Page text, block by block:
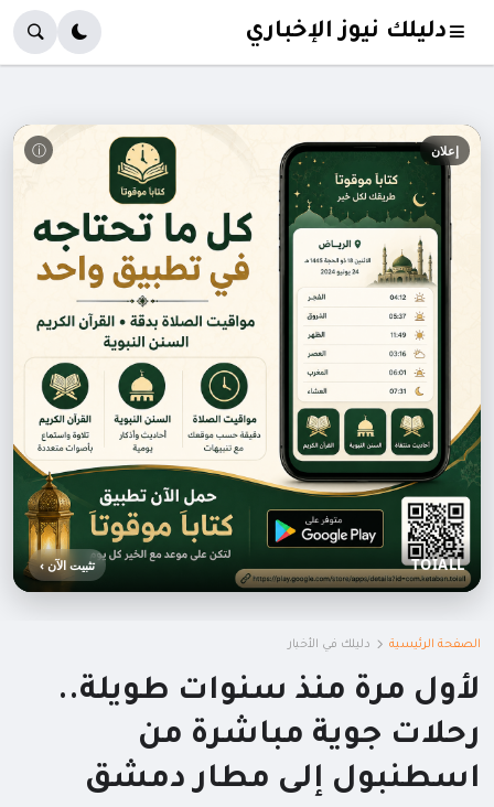
دليلك نيوز الإخباري
ⓘ إعلان
TOIALL تثبيت الآن ›
الصفحة الرئيسية دليلك في الأخبار
لأول مرة منذ سنوات طويلة..
رحلات جوية مباشرة من
اسطنبول إلى مطار دمشق